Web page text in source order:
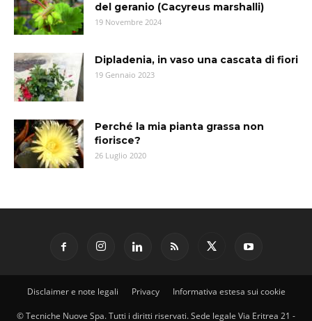
del geranio (Cacyreus marshalli)
19 Novembre 2024
Dipladenia, in vaso una cascata di fiori
19 Gennaio 2023
Perché la mia pianta grassa non
fiorisce?
26 Luglio 2020
Disclaimer e note legali Privacy Informativa estesa sui cookie
© Tecniche Nuove Spa. Tutti i diritti riservati. Sede legale Via Eritrea 21 -